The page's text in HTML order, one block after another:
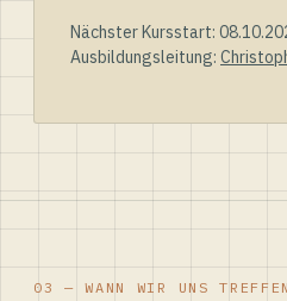
Nächster Kursstart:
Ausbildungsleitung:
03 — WANN WIR UNS TREFFEN